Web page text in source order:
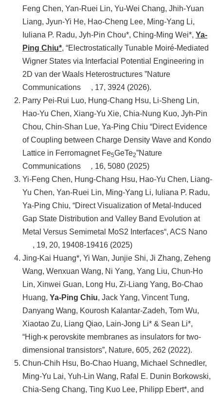
Feng Chen, Yan-Ruei Lin, Yu-Wei Chang, Jhih-Yuan
Liang, Jyun-Yi He, Hao-Cheng Lee, Ming-Yang Li,
Iuliana P. Radu, Jyh-Pin Chou*, Ching-Ming Wei*, Ya-
Ping Chiu*, “Electrostatically Tunable Moiré-Mediated
Wigner States via Interfacial Potential Engineering in
2D van der Waals Heterostructures ”Nature
Communications
, 17, 3924 (2026).
Parry Pei-Rui Luo, Hung-Chang Hsu, Li-Sheng Lin,
Hao-Yu Chen, Xiang-Yu Xie, Chia-Nung Kuo, Jyh-Pin
Chou, Chin-Shan Lue, Ya-Ping Chiu “Direct Evidence
of Coupling between Charge Density Wave and Kondo
Lattice in Ferromagnet Fe5GeTe2”Nature
Communications
, 16, 5080 (2025)
Yi-Feng Chen, Hung-Chang Hsu, Hao-Yu Chen, Liang-
Yu Chen, Yan-Ruei Lin, Ming-Yang Li, Iuliana P. Radu,
Ya-Ping Chiu, “Direct Visualization of Metal-Induced
Gap State Distribution and Valley Band Evolution at
Metal Versus Semimetal MoS2 Interfaces“, ACS Nano
, 19, 20, 19408-19416 (2025)
Jing-Kai Huang*, Yi Wan, Junjie Shi, Ji Zhang, Zeheng
Wang, Wenxuan Wang, Ni Yang, Yang Liu, Chun-Ho
Lin, Xinwei Guan, Long Hu, Zi-Liang Yang, Bo-Chao
Huang, Ya-Ping Chiu, Jack Yang, Vincent Tung,
Danyang Wang, Kourosh Kalantar-Zadeh, Tom Wu,
Xiaotao Zu, Liang Qiao, Lain-Jong Li* & Sean Li*,
“High-κ perovskite membranes as insulators for two-
dimensional transistors”, Nature, 605, 262 (2022).
Chun-Chih Hsu, Bo-Chao Huang, Michael Schnedler,
Ming-Yu Lai, Yuh-Lin Wang, Rafal E. Dunin Borkowski,
Chia-Seng Chang, Ting Kuo Lee, Philipp Ebert*, and